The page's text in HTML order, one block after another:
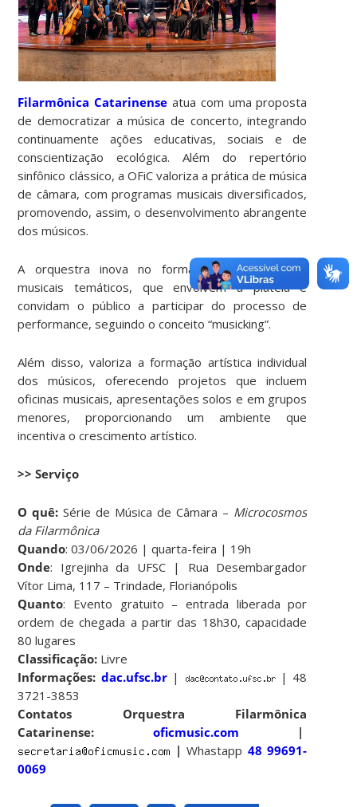
Filarmônica Catarinense atua com uma proposta
de democratizar a música de concerto, integrando
continuamente ações educativas, sociais e de
conscientização ecológica. Além do repertório
sinfônico clássico, a OFiC valoriza a prática de música
de câmara, com programas musicais diversificados,
promovendo, assim, o desenvolvimento abrangente
dos músicos.
A orquestra inova no formato dos programas
musicais temáticos, que envolvem a plateia e
convidam o público a participar do processo de
performance, seguindo o conceito “musicking”.
Além disso, valoriza a formação artística individual
dos músicos, oferecendo projetos que incluem
oficinas musicais, apresentações solos e em grupos
menores, proporcionando um ambiente que
incentiva o crescimento artístico.
>> Serviço
O quê: Série de Música de Câmara – Microcosmos
da Filarmônica
Quando: 03/06/2026 | quarta-feira | 19h
Onde: Igrejinha da UFSC | Rua Desembargador
Vítor Lima, 117 – Trindade, Florianópolis
Quanto: Evento gratuito – entrada liberada por
ordem de chegada a partir das 18h30, capacidade
80 lugares
Classificação: Livre
Informações: dac.ufsc.br|
| 48
3721-3853
Contatos Orquestra Filarmônica
Catarinense: oficmusic.com
|
|Whastapp 48 99691-
0069